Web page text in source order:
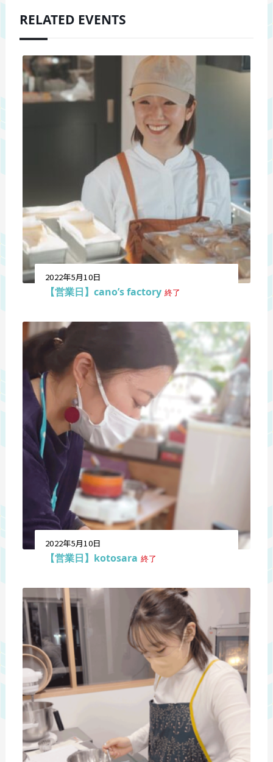
RELATED EVENTS
2022年5月10日
【営業日】cano’s factory 終了
2022年5月10日
【営業日】kotosara 終了